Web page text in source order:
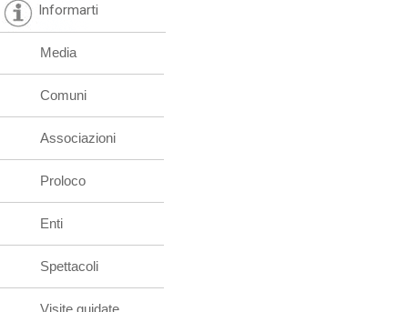
Informarti
Media
Comuni
Associazioni
Proloco
Enti
Spettacoli
Visite guidate